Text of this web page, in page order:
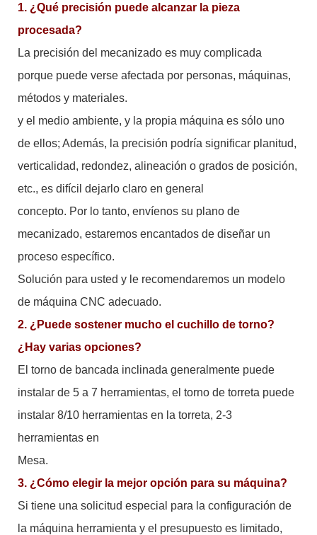
1. ¿Qué precisión puede alcanzar la pieza
procesada?
La precisión del mecanizado es muy complicada
porque puede verse afectada por personas, máquinas,
métodos y materiales.
y el medio ambiente, y la propia máquina es sólo uno
de ellos; Además, la precisión podría significar planitud,
verticalidad, redondez, alineación o grados de posición,
etc., es difícil dejarlo claro en general
concepto. Por lo tanto, envíenos su plano de
mecanizado, estaremos encantados de diseñar un
proceso específico.
Solución para usted y le recomendaremos un modelo
de máquina CNC adecuado.
2. ¿Puede sostener mucho el cuchillo de torno?
¿Hay varias opciones?
El torno de bancada inclinada generalmente puede
instalar de 5 a 7 herramientas, el torno de torreta puede
instalar 8/10 herramientas en la torreta, 2-3
herramientas en
Mesa.
3. ¿Cómo elegir la mejor opción para su máquina?
Si tiene una solicitud especial para la configuración de
la máquina herramienta y el presupuesto es limitado,